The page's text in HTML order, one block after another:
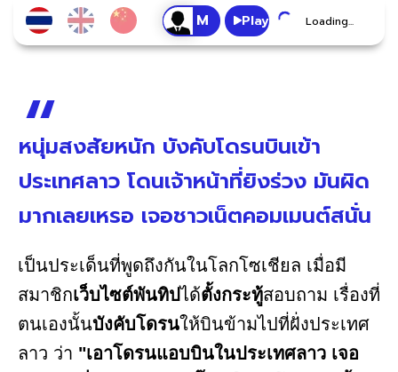
Play Loading...
หนุ่มสงสัยหนัก บังคับโดรนบินเข้า
ประเทศลาว โดนเจ้าหน้าที่ยิงร่วง มันผิด
มากเลยเหรอ เจอชาวเน็ตคอมเมนต์สนั่น
เป็นประเด็นที่พูดถึงกันในโลกโซเชียล เมื่อมี
สมาชิกเว็บไซต์พันทิปได้ตั้งกระทู้สอบถาม เรื่องที่
ตนเองนั้นบังคับโดรนให้บินข้ามไปที่ฝั่งประเทศ
ลาว ว่า "เอาโดรนแอบบินในประเทศลาว เจอ